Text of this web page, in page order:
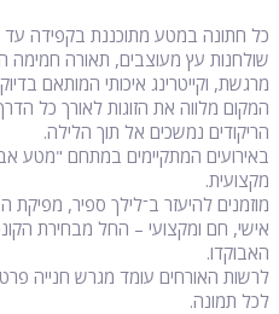
כל חתונה במטע מתוכננת בקפידה עד
שולחנות עץ מעוצבים, תאורה חמימה
מרגשת, וקייטרינג איכותי המותאם
המקום מלווה את הזוגות לאורך כל
הריקודים נמשכים אל תוך הלילה.
באירועים המתקיימים במתחם "מטע
מקצועית.
מוזמנים להיעזר ב־לילך ספיר, מפיקת
אישי, חם ומקצועי – החל מבחירת
האבוקדו.
לכל תמונה.